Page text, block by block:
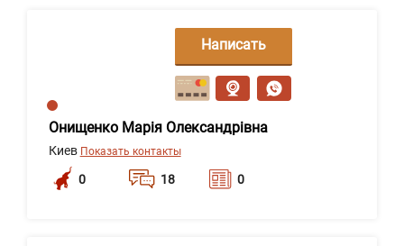
Онищенко Марія Олександрівна
Киев Показать контакты
0 18 0
Написать
сообщение